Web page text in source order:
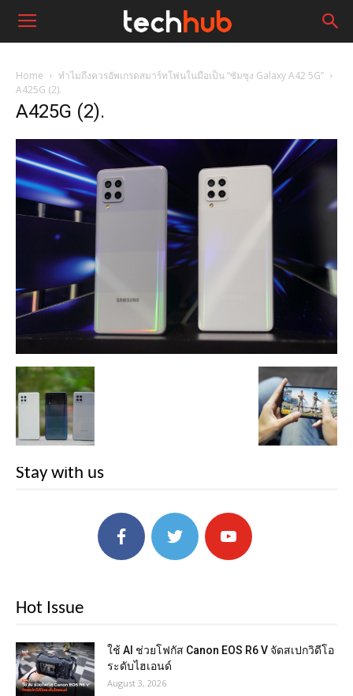
Home
ทำไมถึงควรอัพเกรดสมาร์ทโฟนในมือเป็น “ซัมซุง Galaxy A42 5G”
A425G (2).
A425G (2).
Stay with us
Hot Issue
ใช้ AI ช่วยโฟกัส Canon EOS R6 V จัดสเปกวิดีโอ
ระดับไฮเอนด์
August 3, 2026